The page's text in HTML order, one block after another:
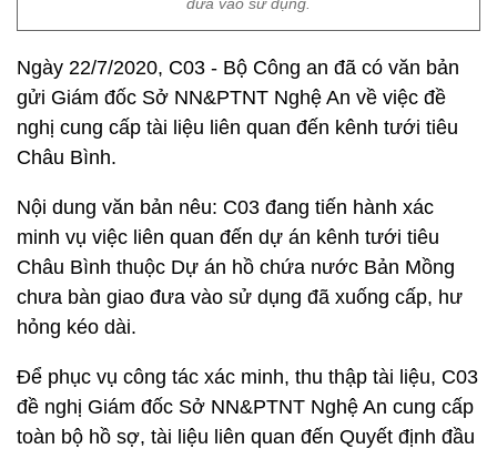
Ngày 22/7/2020, C03 - Bộ Công an đã có văn bản
gửi Giám đốc Sở NN&PTNT Nghệ An về việc đề
nghị cung cấp tài liệu liên quan đến kênh tưới tiêu
Châu Bình.
Nội dung văn bản nêu: C03 đang tiến hành xác
minh vụ việc liên quan đến dự án kênh tưới tiêu
Châu Bình thuộc Dự án hồ chứa nước Bản Mồng
chưa bàn giao đưa vào sử dụng đã xuống cấp, hư
hỏng kéo dài.
Để phục vụ công tác xác minh, thu thập tài liệu, C03
đề nghị Giám đốc Sở NN&PTNT Nghệ An cung cấp
toàn bộ hồ sợ, tài liệu liên quan đến Quyết định đầu